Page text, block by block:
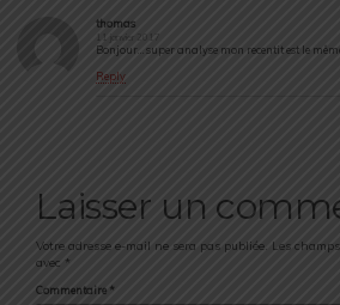
thomas
11 janvier 2017
Bonjour… super analyse mon recentit est le
Reply
Laisser un
Votre adresse e-mail ne sera pas publiée. Les
avec *
Commentaire *